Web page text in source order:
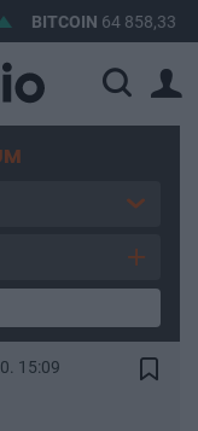
BITCOIN64 858,33
15:09